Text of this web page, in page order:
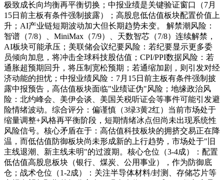
极致成长向均衡再平衡切换；中报业绩是关键验证窗口（7月
15日前主板有条件强制披露）；高股息低估值板块配置价值上
升；AI产业链短期波动加大但长期趋势未变。 解禁潮风险：
智谱（7/8）、MiniMax（7/9）、天数智芯（7/8）连续解禁，
AI板块可能承压；美联储会议纪要风险：若纪要显示更多委
员倾向加息，将冲击全球科技股估值；CPI/PPI数据风险：若
通胀超预期回升，将压制宽松预期；若通缩加剧，则引发对经
济动能的担忧；中报业绩风险：7月15日前主板有条件强制披
露中报预告，高估值板块面临"业绩证伪"风险；地缘政治风
险：北约峰会、美伊会谈、美国关税听证会等事件可能引发避
险情绪波动。综合评分：偏谨慎（3绿3黄2红）当前市场处于
缩量调整+风格再平衡阶段，短期情绪冰点但尚未出现系统性
风险信号。核心矛盾在于：高估值科技板块的拥挤交易正在降
温，而低估值防御板块尚未形成新的上行趋势，市场处于"旧
主线退潮、新主线未明"的过渡期。核心仓位（3-4成）：配置
低估值高股息板块（银行、煤炭、公用事业），作为防御底
仓；战术仓位（1-2成）：关注半导体材料/封测、存储芯片等